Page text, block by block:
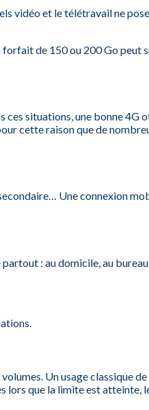
vidéo et le télétravail ne
de 150 ou 200 Go peut
ces situations, une bonne
cette raison que de
Une connexion
: au domicile, au
Un usage classique
que la limite est